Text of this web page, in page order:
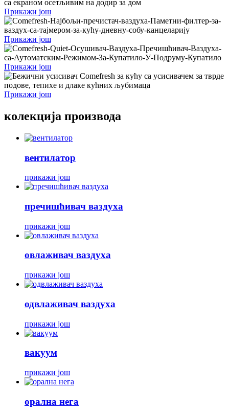
Прикажи још
Прикажи још
Прикажи још
Прикажи још
колекција производа
вентилатор
прикажи још
пречишћивач ваздуха
прикажи још
овлаживач ваздуха
прикажи још
одвлаживач ваздуха
прикажи још
вакуум
прикажи још
орална нега